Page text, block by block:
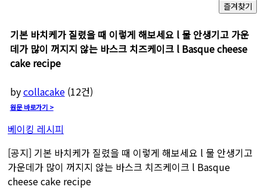
기본 바치케가 질렸을 때 이렇게 해보세요 l 물 안생기고 가운
데가 많이 꺼지지 않는 바스크 치즈케이크 l Basque cheese
cake recipe
bycollacake (12건)
원문 바로가기 >
베이킹 레시피
[공지] 기본 바치케가 질렸을 때 이렇게 해보세요 l 물 안생기고
가운데가 많이 꺼지지 않는 바스크 치즈케이크 l Basque
cheese cake recipe